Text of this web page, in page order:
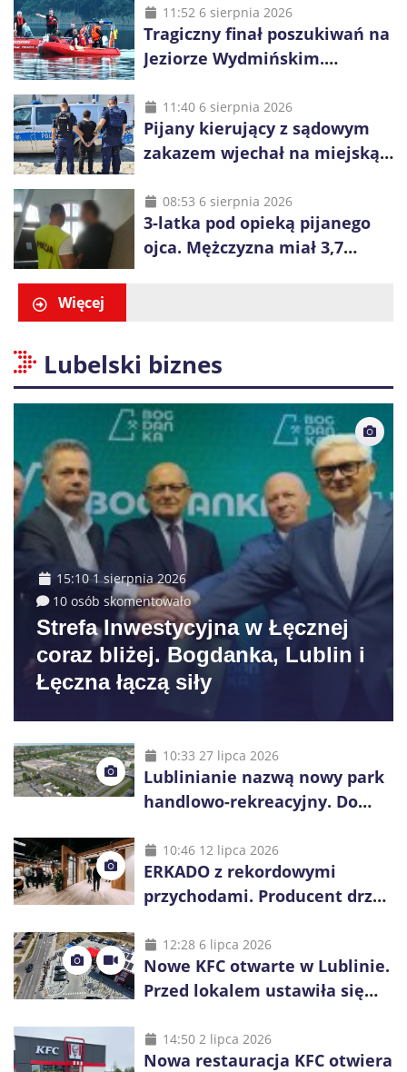
kilkanaście godzin
11:52 6 sierpnia 2026
Tragiczny finał poszukiwań na
Jeziorze Wydmińskim.
11:40 6 sierpnia 2026
Pijany kierujący z sądowym
zakazem wjechał na miejską
do aresztu
08:53 6 sierpnia 2026
3-latka pod opieką pijanego
ojca. Mężczyzna miał 3,7
Więcej
Lubelski biznes
15:10 1 sierpnia 2026
10 osób skomentowało
Strefa Inwestycyjna w Łęcznej
coraz bliżej. Bogdanka, Lublin i
Łęczna łączą siły
10:33 27 lipca 2026
Lublinianie nazwą nowy park
handlowo-rekreacyjny. Do
10:46 12 lipca 2026
ERKADO z rekordowymi
przychodami. Producent drzwi
inwestycje
12:28 6 lipca 2026
Nowe KFC otwarte w Lublinie.
Przed lokalem ustawiła się
14:50 2 lipca 2026
Nowa restauracja KFC otwiera